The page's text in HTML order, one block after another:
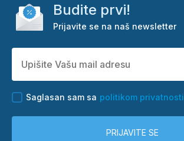
Budite prvi!
Prijavite se na naš newsletter
Saglasan sam sa politikom privatnosti
PRIJAVITE SE